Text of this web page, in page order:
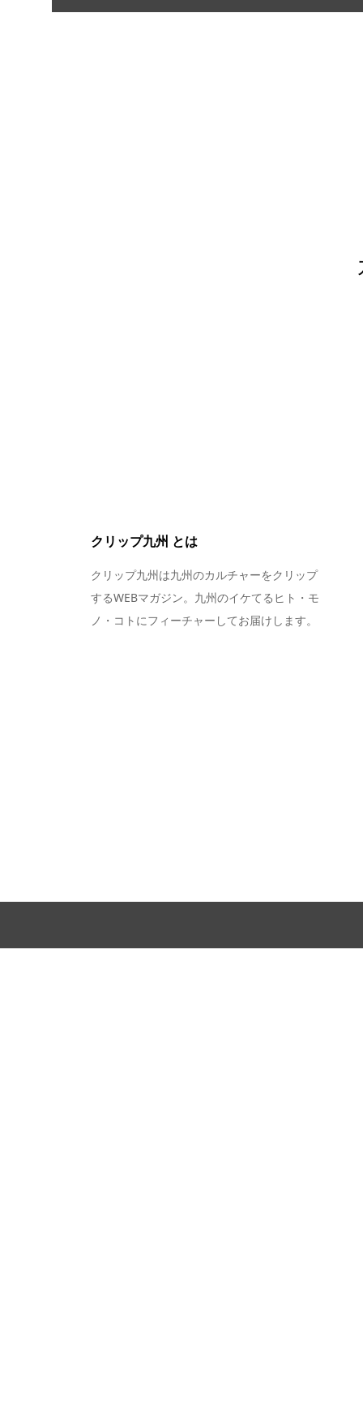
クリップ九州 とは
クリップ九州は九州のカルチャーをクリップ
するWEBマガジン。九州のイケてるヒト・モ
ノ・コトにフィーチャーしてお届けします。